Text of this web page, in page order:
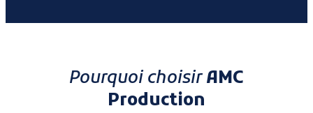
Pourquoi choisirAMC
Production